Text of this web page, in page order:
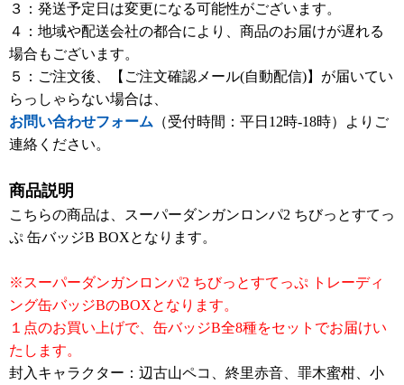
３：発送予定日は変更になる可能性がございます。
４：地域や配送会社の都合により、商品のお届けが遅れる
場合もございます。
５：ご注文後、【ご注文確認メール(自動配信)】が届いてい
らっしゃらない場合は、
お問い合わせフォーム （受付時間：平日12時-18時）よりご
連絡ください。
商品説明
こちらの商品は、スーパーダンガンロンパ2 ちびっとすてっ
ぷ 缶バッジB BOXとなります。
※スーパーダンガンロンパ2 ちびっとすてっぷ トレーディ
ング缶バッジBのBOXとなります。
１点のお買い上げで、缶バッジB全8種をセットでお届けい
たします。
封入キャラクター：辺古山ペコ、終里赤音、罪木蜜柑、小